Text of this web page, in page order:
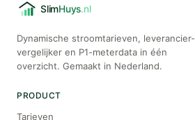
Dynamische stroomtarieven, leverancier-
vergelijker en P1-meterdata in één
overzicht. Gemaakt in Nederland.
PRODUCT
Tarieven